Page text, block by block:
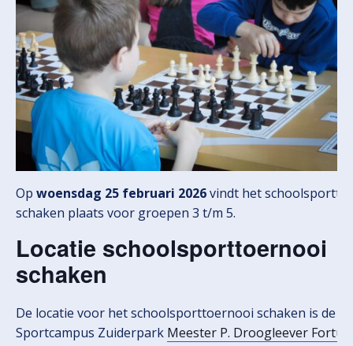
Op woensdag 25 februari 2026vindt het
schaken plaats voor groepen 3 t/m 5.
Locatie schoolsporttoernooi
schaken
De locatie voor het schoolsporttoernooi schaken is de
Sportcampus Zuiderpark Meester P. Droogleever